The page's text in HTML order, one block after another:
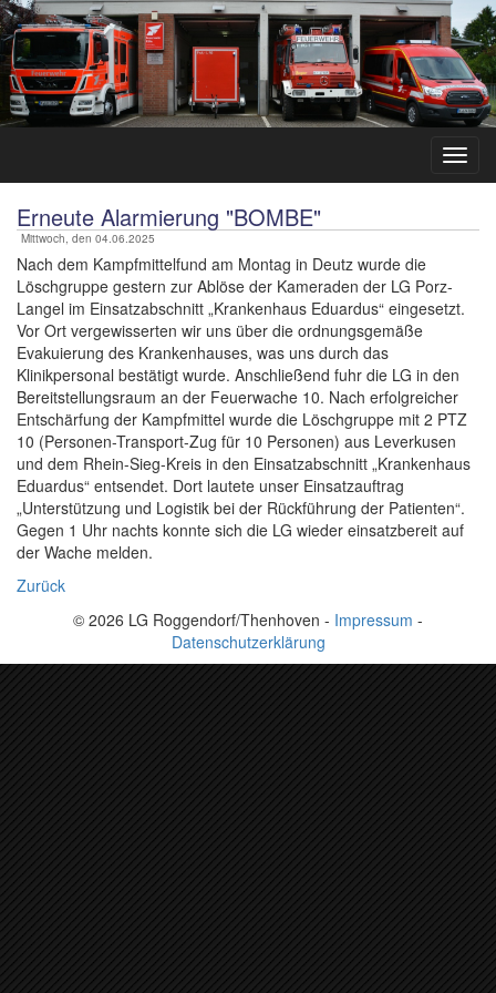
Erneute Alarmierung "BOMBE"
Mittwoch, den 04.06.2025
Nach dem Kampfmittelfund am Montag in Deutz wurde die
Löschgruppe gestern zur Ablöse der Kameraden der LG Porz-
Langel im Einsatzabschnitt „Krankenhaus Eduardus“ eingesetzt.
Vor Ort vergewisserten wir uns über die ordnungsgemäße
Evakuierung des Krankenhauses, was uns durch das
Klinikpersonal bestätigt wurde. Anschließend fuhr die LG in den
Bereitstellungsraum an der Feuerwache 10. Nach erfolgreicher
Entschärfung der Kampfmittel wurde die Löschgruppe mit 2 PTZ
10 (Personen-Transport-Zug für 10 Personen) aus Leverkusen
und dem Rhein-Sieg-Kreis in den Einsatzabschnitt „Krankenhaus
Eduardus“ entsendet. Dort lautete unser Einsatzauftrag
„Unterstützung und Logistik bei der Rückführung der Patienten“.
Gegen 1 Uhr nachts konnte sich die LG wieder einsatzbereit auf
der Wache melden.
Zurück
© 2026 LG Roggendorf/Thenhoven - Impressum -
Datenschutzerklärung